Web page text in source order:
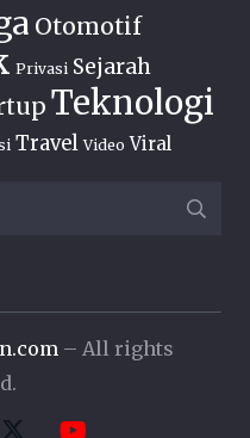
Otomotif
Privasi Sejarah
Teknologi
Travel Video Viral
– All rights